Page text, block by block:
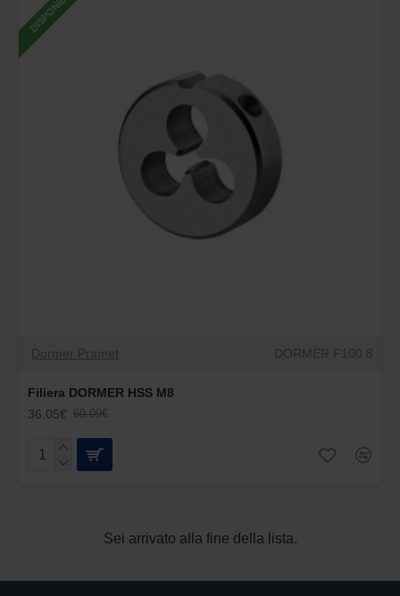
Dormer Pramet DORMER F100 8
Filiera DORMER HSS M8
36.05€ 60.09€
Sei arrivato alla fine della lista.